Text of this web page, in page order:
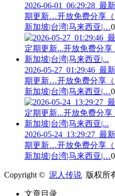
2026-06-01_06:29:28_
期更新…开放免费分享（
新加坡|台湾|马来西亚|…
2026-05-27_01:29:46_
期更新…开放免费分享（
新加坡|台湾|马来西亚|…
2026-05-24_13:29:27_
期更新…开放免费分享（
新加坡|台湾|马来西亚|…
Copyright © 泥人传说 版权所
文章目录